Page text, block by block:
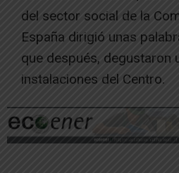
del sector social de la
España dirigió unas
que después, degustaron
instalaciones del Centro.